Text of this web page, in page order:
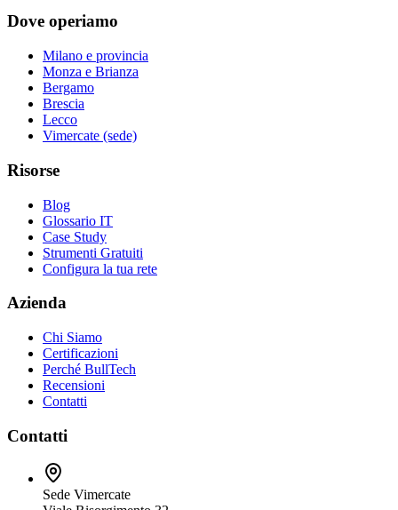
Dove operiamo
Milano e provincia
Monza e Brianza
Bergamo
Brescia
Lecco
Vimercate (sede)
Risorse
Blog
Glossario IT
Case Study
Strumenti Gratuiti
Configura la tua rete
Azienda
Chi Siamo
Certificazioni
Perché BullTech
Recensioni
Contatti
Contatti
Sede Vimercate